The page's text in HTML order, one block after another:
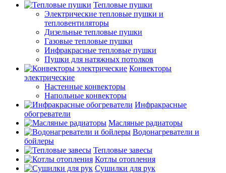
Тепловые пушки
Электрические тепловые пушки и
тепловентиляторы
Дизельные тепловые пушки
Газовые тепловые пушки
Инфракрасные тепловые пушки
Пушки для натяжных потолков
Конвекторы
электрические
Настенные конвекторы
Напольные конвекторы
Инфракрасные
обогреватели
Масляные радиаторы
Водонагреватели и
бойлеры
Тепловые завесы
Котлы отопления
Сушилки для рук